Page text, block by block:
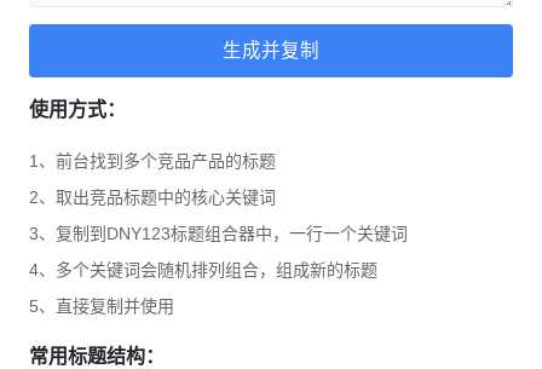
生成并复制
使用方式：
1、前台找到多个竞品产品的标题
2、取出竞品标题中的核心关键词
3、复制到DNY123标题组合器中，一行一个关键词
4、多个关键词会随机排列组合，组成新的标题
5、直接复制并使用
常用标题结构：